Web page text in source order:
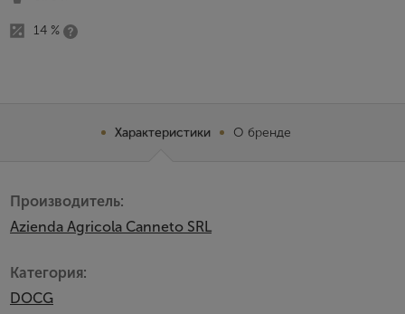
14 %
Характеристики О бренде
Производитель:
Azienda Agricola Canneto SRL
Категория:
DOCG